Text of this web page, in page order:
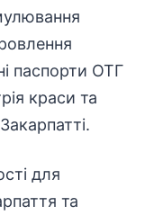
паспорти ОТГ
краси та
для
та